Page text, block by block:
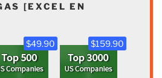
[EXCEL EN
$49.90 $159.90